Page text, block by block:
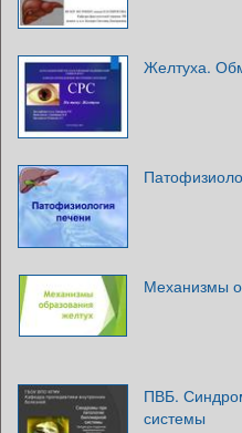
Желтуха.
Механизмы
ПВБ.
системы